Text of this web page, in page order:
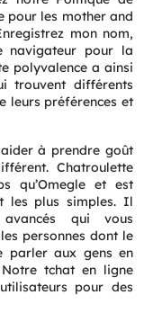
pour les mother and
mon nom,
navigateur pour la
polyvalence a ainsi
trouvent différents
leurs préférences et
à prendre goût
Chatroulette
qu’Omegle et est
les plus simples. Il
qui vous
personnes dont le
parler aux gens en
tchat en ligne
pour des